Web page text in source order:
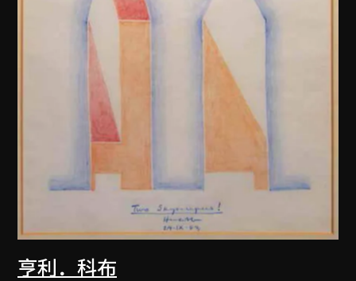
亨利．科布